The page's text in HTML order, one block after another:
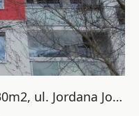
Pronájem garsoniery, OV, 30m2, ul. Jordana Jovkova 3261, P-4 Modřany